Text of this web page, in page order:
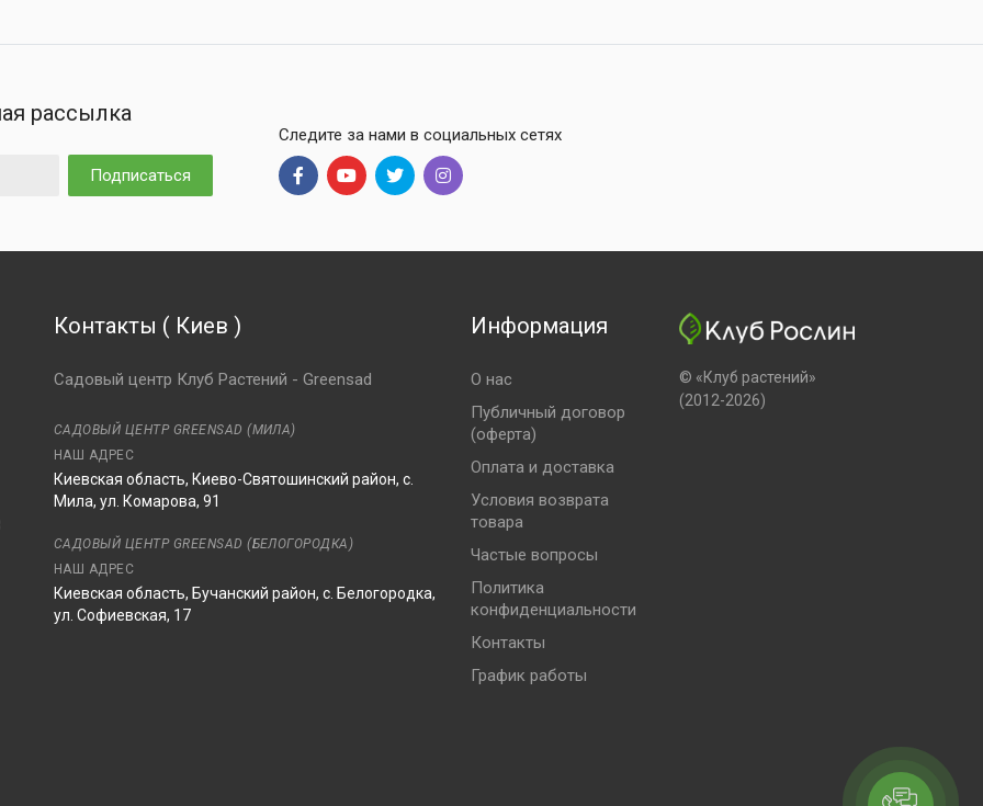
рассылка
Подписаться
Следите за нами в социальных сетях
Контакты ( Киев )
Садовый центр Клуб Растений - Greensad
САДОВЫЙ ЦЕНТР GREENSAD (МИЛА)
НАШ АДРЕС
Киевская область, Киево-Святошинский район, с.
Мила, ул. Комарова, 91
САДОВЫЙ ЦЕНТР GREENSAD (БЕЛОГОРОДКА)
НАШ АДРЕС
Киевская область, Бучанский район, с. Белогородка,
ул. Софиевская, 17
Информация
О нас
Публичный договор
(оферта)
Оплата и доставка
Условия возврата
товара
Частые вопросы
Политика
конфиденциальности
Контакты
График работы
© «Клуб растений»
(2012-2026)